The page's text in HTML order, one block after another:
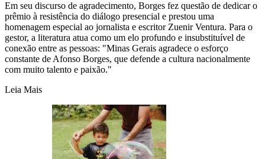
Em seu discurso de agradecimento, Borges fez questão de dedicar o
prêmio à resistência do diálogo presencial e prestou uma
homenagem especial ao jornalista e escritor Zuenir Ventura. Para o
gestor, a literatura atua como um elo profundo e insubstituível de
conexão entre as pessoas: "Minas Gerais agradece o esforço
constante de Afonso Borges, que defende a cultura nacionalmente
com muito talento e paixão."
Leia Mais